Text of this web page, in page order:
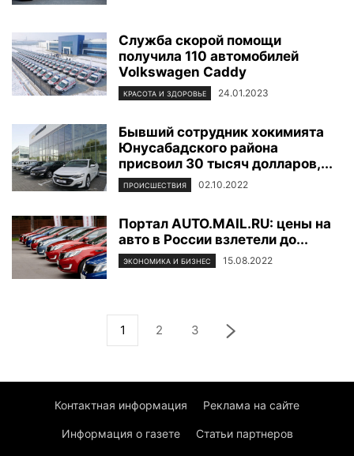
Служба скорой помощи
получила 110 автомобилей
Volkswagen Caddy
КРАСОТА И ЗДОРОВЬЕ 24.01.2023
Бывший сотрудник хокимията
Юнусабадского района
присвоил 30 тысяч долларов,...
ПРОИСШЕСТВИЯ 02.10.2022
Портал AUTO.MAIL.RU: цены на
авто в России взлетели до...
ЭКОНОМИКА И БИЗНЕС 15.08.2022
1 2 3
Контактная информация Реклама на сайте
Информация о газете Статьи партнеров